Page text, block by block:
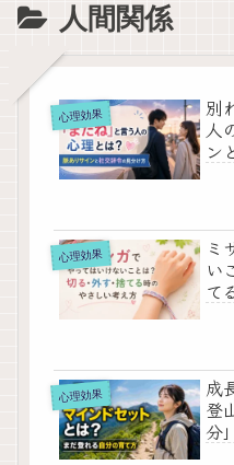
人間関係
心理効果
別
人
ン
心理効果
ミ
い
て
心理効果
成
登
分